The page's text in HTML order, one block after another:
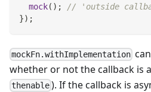
mock( ) ;
// 'outside
}) ;
mockFn.withImplementation
whether or not the callback is
thenable ). If the callback is